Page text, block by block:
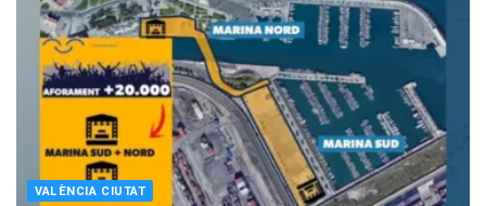
VALÈNCIA CIUTAT